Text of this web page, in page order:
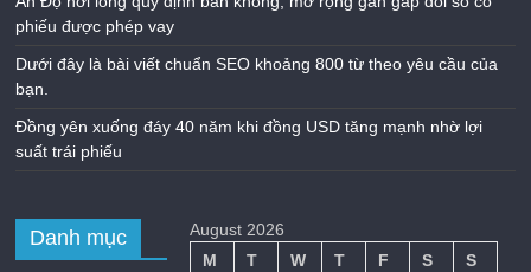
phiếu được phép vay
Dưới đây là bài viết chuẩn SEO khoảng 800 từ theo yêu cầu của
bạn.
Đồng yên xuống đáy 40 năm khi đồng USD tăng mạnh nhờ lợi
suất trái phiếu
Danh mục
August 2026
M
T W T F S
S